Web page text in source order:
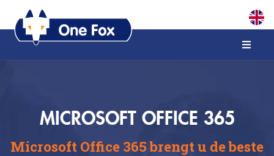
MICROSOFT OFFICE 365
Microsoft Office 365 brengt u de beste